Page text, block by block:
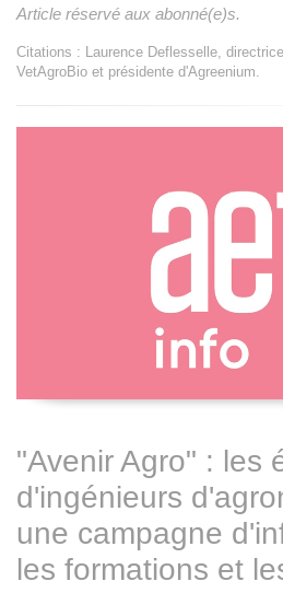
Article réservé aux abonné(e)s.
Citations : Laurence Deflesselle,
VetAgroBio et présidente d'Agreenium.
"Avenir Agro" : les
d'ingénieurs
une campagne
les formations et